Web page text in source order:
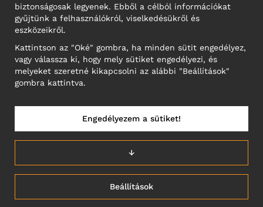
Motley Denim Europe OÜ
Narva mnt 5, EE-10117 Tallinn
Reg: 12356245
MAGYARORSZÁG/MAGYAR
biztonságosak legyenek. Ebből a célból információkat
gyűjtünk a felhasználókról, viselkedésükről és
eszközeikről.
Kattintson az "Oké" gombra, ha minden sütit engedélyez,
vagy válassza ki, hogy mely sütiket engedélyezi, és
melyeket szeretné kikapcsolni az alábbi "Beállítások"
gombra kattintva.
Beállítások
↓
Engedélyezem a sütiket!